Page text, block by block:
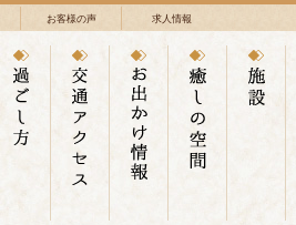
お客様の声 求人情報